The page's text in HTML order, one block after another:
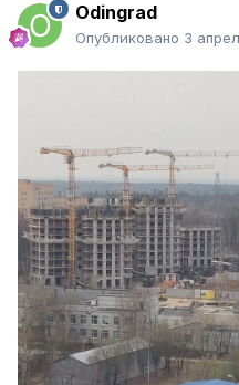
Odingrad
Опубликовано 3